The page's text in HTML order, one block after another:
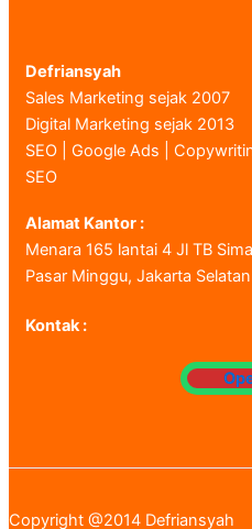
Defriansyah
Sales Marketing sejak 2007
Digital Marketing sejak 2013
SEO | Google Ads |
SEO
Alamat Kantor :
Menara 165 lantai 4 Jl TB
Pasar Minggu, Jakarta Selatan
Kontak :
Copyright @2014 Defriansyah